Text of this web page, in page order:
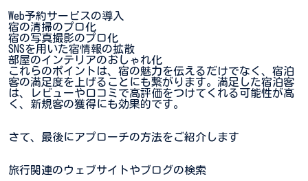
Web予約サービスの導入
宿の清掃のプロ化
宿の写真撮影のプロ化
SNSを用いた宿情報の拡散
部屋のインテリアのおしゃれ化
これらのポイントは、宿の魅力を伝えるだけでなく、宿泊
客の満足度を上げることにも繋がります。満足した宿泊客
は、レビューや口コミで高評価をつけてくれる可能性が高
く、新規客の獲得にも効果的です。
さて、最後にアプローチの方法をご紹介します
旅行関連のウェブサイトやブログの検索